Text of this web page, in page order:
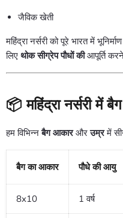
जैविक खेती
महिंद्रा नर्सरी को पूरे भारत में
लिए थोक सीग्रेप पौधों कीआपूर्ति
📦 महिंद्रा नर्सरी में
हम विभिन्नबैग आकारऔरउम्रमें
बैग का आकार पौधे की आयु
8x10 1 वर्ष